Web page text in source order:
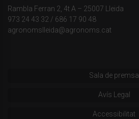
Rambla Ferran 2, 4t A – 25007 Lleida
973 24 43 32 / 686 17 90 48
agronomslleida@agronoms.cat
Sala de premsa
Avís Legal
Accessibilitat